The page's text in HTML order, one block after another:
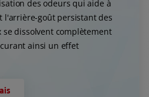
des odeurs qui aide à
l'arrière-goût persistant des
se dissolvent complètement
ainsi un effet